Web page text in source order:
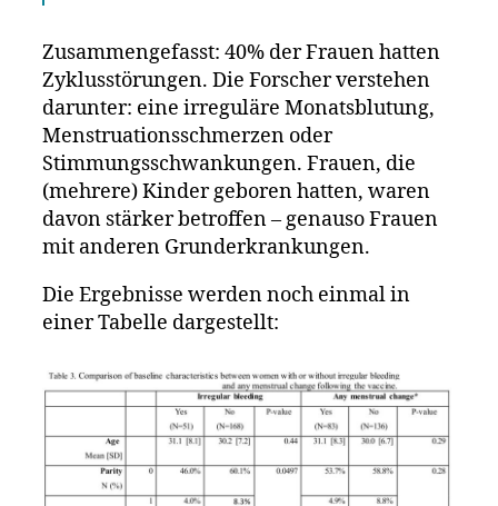
Zusammengefasst: 40% der Frauen hatten
Zyklusstörungen. Die Forscher verstehen
darunter: eine irreguläre Monatsblutung,
Menstruationsschmerzen oder
Stimmungsschwankungen. Frauen, die
(mehrere) Kinder geboren hatten, waren
davon stärker betroffen – genauso Frauen
mit anderen Grunderkrankungen.
Die Ergebnisse werden noch einmal in
einer Tabelle dargestellt: